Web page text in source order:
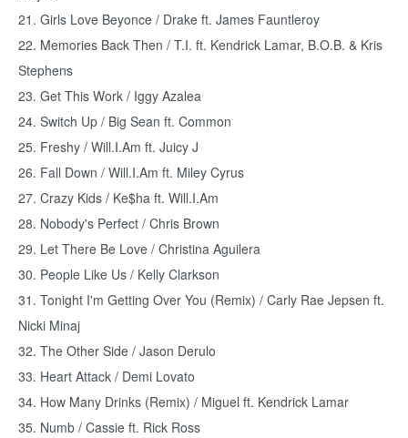
21. Girls Love Beyonce / Drake ft. James Fauntleroy
22. Memories Back Then / T.I. ft. Kendrick Lamar, B.O.B. & Kris
Stephens
23. Get This Work / Iggy Azalea
24. Switch Up / Big Sean ft. Common
25. Freshy / Will.I.Am ft. Juicy J
26. Fall Down / Will.I.Am ft. Miley Cyrus
27. Crazy Kids / Ke$ha ft. Will.I.Am
28. Nobody's Perfect / Chris Brown
29. Let There Be Love / Christina Aguilera
30. People Like Us / Kelly Clarkson
31. Tonight I'm Getting Over You (Remix) / Carly Rae Jepsen ft.
Nicki Minaj
32. The Other Side / Jason Derulo
33. Heart Attack / Demi Lovato
34. How Many Drinks (Remix) / Miguel ft. Kendrick Lamar
35. Numb / Cassie ft. Rick Ross